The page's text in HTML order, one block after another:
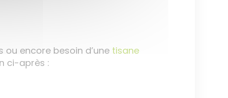
encore besoin d’une tisane
ci-après :